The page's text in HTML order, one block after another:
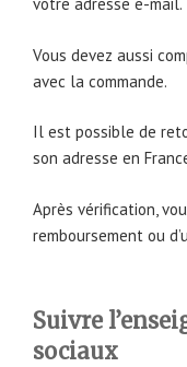
Vous devez aussi
avec la commande.
Il est possible de
son adresse en
Après vérification,
remboursement ou
Suivre
sociaux